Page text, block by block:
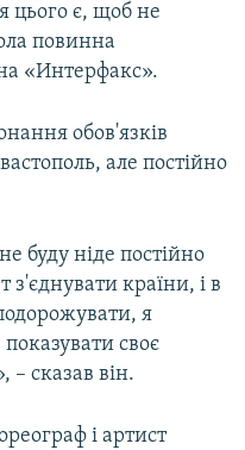
цього є, щоб не
повинна
«Интерфакс».
обов'язків
але постійно
буду ніде постійно
з'єднувати країни, і в
я
своє
– сказав він.
і артист